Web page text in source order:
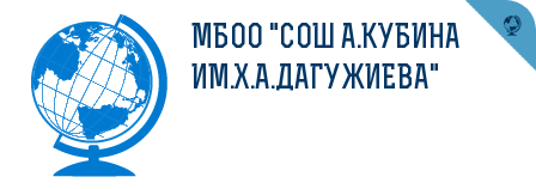
МБОО "СОШ А.КУБИНА
ИМ.Х.А.ДАГУЖИЕВА"